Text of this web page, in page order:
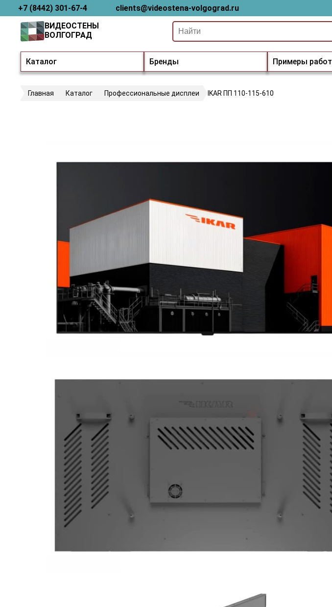
+7 (8442) 301-67-4 clients@videostena-volgograd.ru
Каталог Бренды Примеры работ
ВИДЕОСТЕНЫ
ВОЛГОГРАД
Главная Каталог Профессиональные дисплеи IKAR ПП 110-115-610